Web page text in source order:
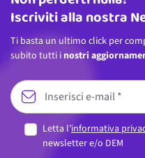
Iscriviti alla nostra
Ti basta un ultimo click per
subito tutti i nostri
Letta l’informativa
newsletter e/o DEM